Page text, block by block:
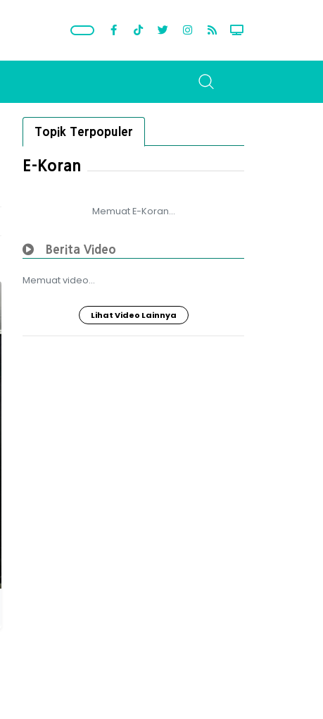
Topik Terpopuler
E-Koran
Memuat E-Koran...
Berita Video
Memuat video...
Lihat Video Lainnya